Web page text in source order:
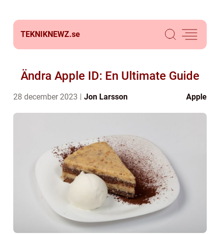
TEKNIKNEWZ.se
Ändra Apple ID: En Ultimate Guide
28 december 2023 Jon Larsson Apple